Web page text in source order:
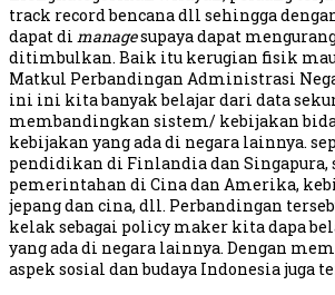
track record bencana dll sehingga
dapat di managesupaya dapat
ditimbulkan. Baik itu kerugian fisik
Matkul Perbandingan Administrasi
ini ini kita banyak belajar dari data
membandingkan sistem/ kebijakan
kebijakan yang ada di negara lainnya.
pendidikan di Finlandia dan Singapura,
pemerintahan di Cina dan Amerika,
jepang dan cina, dll. Perbandingan
kelak sebagai policy maker kita dapa
yang ada di negara lainnya. Dengan
aspek sosial dan budaya Indonesia juga